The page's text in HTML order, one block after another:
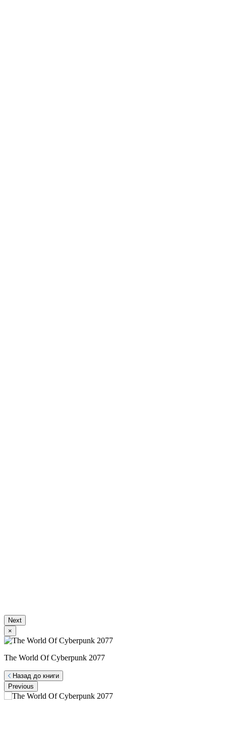
Next
×
The World Of Cyberpunk 2077
Назад до книги
Previous